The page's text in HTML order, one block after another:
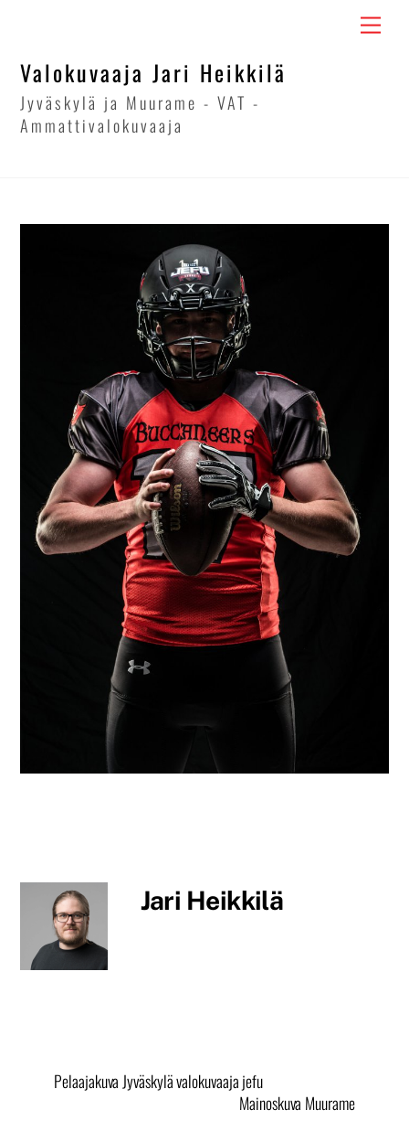
contentValokuvaaja Jari Heikkilä
Jyväskylä ja Muurame - VAT -
Ammattivalokuvaaja
Jari Heikkilä
Pelaajakuva Jyväskylä valokuvaaja jefu
Mainoskuva Muurame